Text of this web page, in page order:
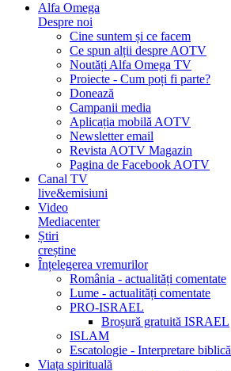
Alfa Omega
Despre noi
Cine suntem și ce facem
Ce spun alții despre AOTV
Noutăți Alfa Omega TV
Proiecte - Cum poți fi parte?
Donează
Campanii media
Aplicația mobilă AOTV
Newsletter email
Revista AOTV Magazin
Pagina de Facebook AOTV
Canal TV
live&emisiuni
Video
Mediacenter
Știri
creștine
Înțelegerea vremurilor
România - actualități comentate
Lume - actualități comentate
PRO-ISRAEL
Broșură gratuită ISRAEL
ISLAM
Escatologie - Interpretare biblică
Viața spirituală